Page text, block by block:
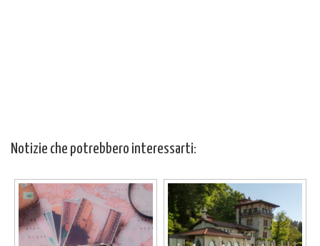
Notizie che potrebbero interessarti: